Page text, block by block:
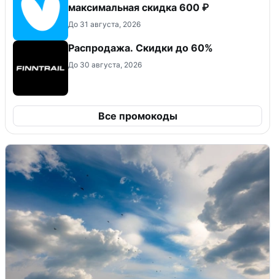
максимальная скидка 600 ₽
До 31 августа, 2026
Распродажа. Скидки до 60%
До 30 августа, 2026
Все промокоды